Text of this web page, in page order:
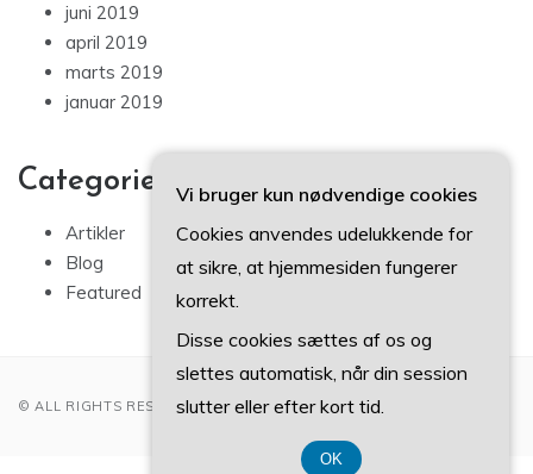
juni 2019
april 2019
marts 2019
januar 2019
Categories
Artikler
Blog
Featured
© ALL RIGHTS RESERVED 2022
Vi bruger kun nødvendige cookies
Cookies anvendes udelukkende for
at sikre, at hjemmesiden fungerer
korrekt.
Disse cookies sættes af os og
slettes automatisk, når din session
slutter eller efter kort tid.
OK